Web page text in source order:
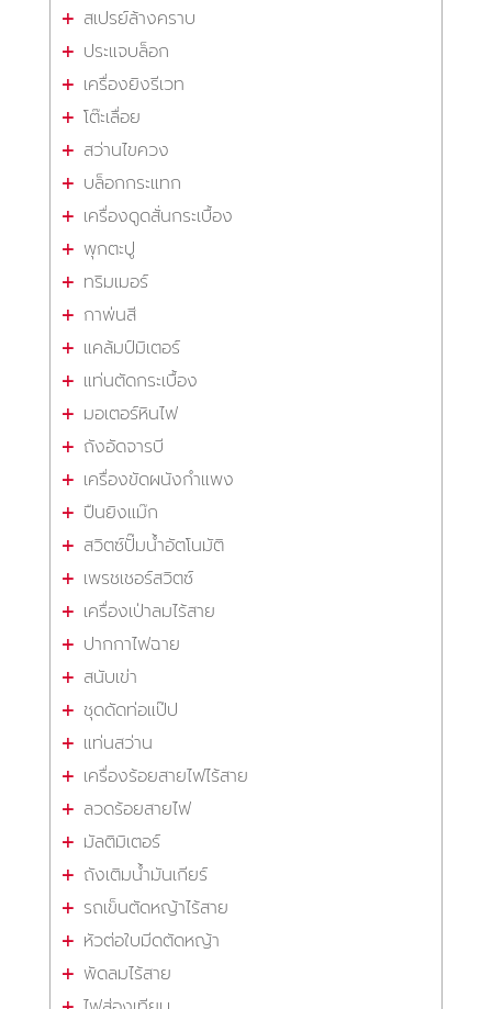
สเปรย์ล้างคราบ
ประแจบล็อก
เครื่องยิงรีเวท
โต๊ะเลื่อย
สว่านไขควง
บล็อกกระแทก
เครื่องดูดสั่นกระเบื้อง
พุกตะปู
ทริมเมอร์
กาพ่นสี
แคล้มป์มิเตอร์
แท่นตัดกระเบื้อง
มอเตอร์หินไฟ
ถังอัดจารบี
เครื่องขัดผนังกำแพง
ปืนยิงแม๊ก
สวิตซ์ปั๊มน้ำอัตโนมัติ
เพรชเชอร์สวิตซ์
เครื่องเป่าลมไร้สาย
ปากกาไฟฉาย
สนับเข่า
ชุดดัดท่อแป๊ป
แท่นสว่าน
เครื่องร้อยสายไฟไร้สาย
ลวดร้อยสายไฟ
มัลติมิเตอร์
ถังเติมน้ำมันเกียร์
รถเข็นตัดหญ้าไร้สาย
หัวต่อใบมีดตัดหญ้า
พัดลมไร้สาย